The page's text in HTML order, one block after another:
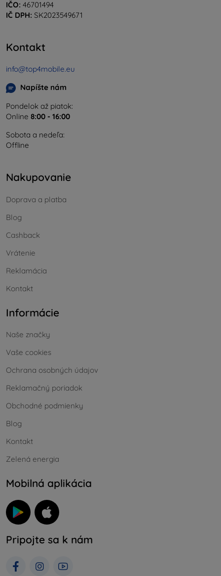
IČO: 46701494
IČ DPH: SK2023549671
Kontakt
info@top4mobile.eu
Napíšte nám
Pondelok až piatok:
Online 8:00 - 16:00
Sobota a nedeľa:
Offline
Nakupovanie
Doprava a platba
Blog
Cashback
Vrátenie
Reklamácia
Kontakt
Informácie
Naše značky
Vaše cookies
Ochrana osobných údajov
Reklamačný poriadok
Obchodné podmienky
Blog
Kontakt
Zelená energia
Mobilná aplikácia
Pripojte sa k nám